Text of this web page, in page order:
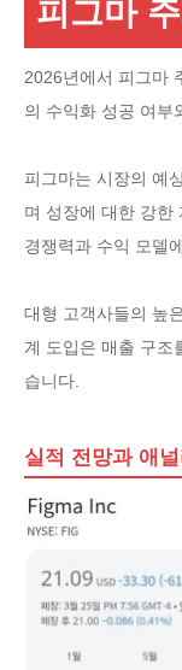
피그마
2026년에서 피그마
의 수익화 성공 여부
피그마는 시장의 예
며 성장에 대한 강한
경쟁력과 수익 모델
대형 고객사들의 높
계 도입은 매출 구조
습니다.
실적 전망과 애